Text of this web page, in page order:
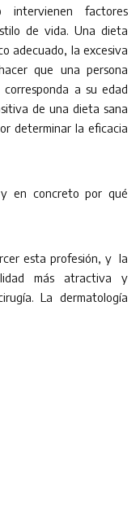
intervienen factores
de vida. Una dieta
adecuado, la excesiva
que una persona
a su edad
de una dieta sana
determinar la eficacia
y en concreto por qué
esta profesión, y la
más atractiva y
La dermatología